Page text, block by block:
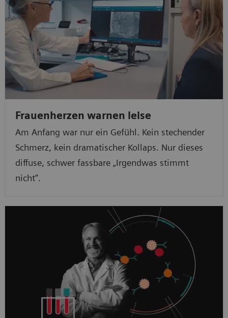
Frauenherzen warnen leise
Am Anfang war nur ein Gefühl. Kein stechender
Schmerz, kein dramatischer Kollaps. Nur dieses
diffuse, schwer fassbare „Irgendwas stimmt
nicht“.